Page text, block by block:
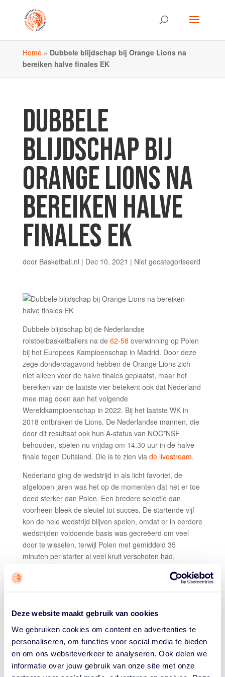
Deze website maakt gebruik van cookies
We gebruiken cookies om content en advertenties te
personaliseren, om functies voor social media te bieden
en om ons websiteverkeer te analyseren. Ook delen we
informatie over jouw gebruik van onze site met onze
Home» Dubbele blijdschap bij Orange Lions na
bereiken halve finales EK
DUBBELE
BLIJDSCHAP BIJ
ORANGE LIONS NA
BEREIKEN HALVE
FINALES EK
door Basketball.nl | Dec 10, 2021 | Niet gecategoriseerd
Dubbele blijdschap bij de Nederlandse
rolstoelbasketballers na de 62-58 overwinning op Polen
bij het Europees Kampioenschap in Madrid. Door deze
zege donderdagavond hebben de Orange Lions zich
niet alleen voor de halve finales geplaatst, maar het
bereiken van de laatste vier betekent ook dat Nederland
mee mag doen aan het volgende
Wereldkampioenschap in 2022. Bij het laatste WK in
2018 ontbraken de Lions. De Nederlandse mannen, die
door dit resultaat ook hun A-status van NOC*NSF
behouden, spelen nu vrijdag om 14.30 uur in de halve
finale tegen Duitsland. Die is te zien via de livestream.
Nederland ging de wedstrijd in als licht favoriet, de
afgelopen jaren was het op de momenten dat het er toe
deed sterker dan Polen. Een bredere selectie dan
voorheen bleek de sleutel tot succes. De startende vijf
kon de hele wedstrijd blijven spelen, omdat er in eerdere
wedstrijden voldoende basis was gecreëerd om veel
door te wisselen, terwijl Polen met gemiddeld 35
minuten per starter al veel kruit verschoten had.
Het duurde wel even voordat de wedstrijd ontbrandde,
de scores waren in het begin spaarzaam. Bondscoach
kozen voor een fullcourt press, omdat al eerder was
was de Poolse topspeler Mateus Filipski aan banden te
leggen. Filipski is een emotionele speler die in een
goede flow niet te stoppen is. Maar ook iemand die snel
gefrustreerd raakt als het minder gaat. Juist hij moest